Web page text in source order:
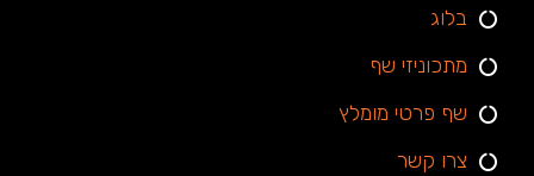
בלוג
מתכוניזי שף
שף פרטי מומלץ
צרו קשר